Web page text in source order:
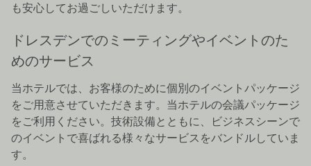
も安心してお過ごしいただけます。
ドレスデンでのミーティングやイベントのた
めのサービス
当ホテルでは、お客様のために個別のイベントパッケージ
をご用意させていただきます。当ホテルの会議パッケージ
をご利用ください。技術設備とともに、ビジネスシーンで
のイベントで喜ばれる様々なサービスをバンドルしていま
す。